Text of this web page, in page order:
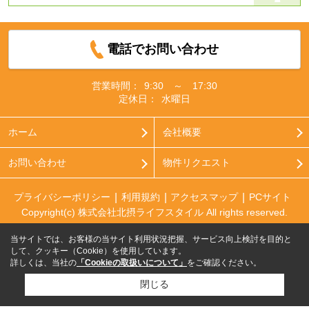
電話でお問い合わせ
営業時間：
9:30 ～ 17:30
定休日：
水曜日
ホーム 会社概要
お問い合わせ 物件リクエスト
プライバシーポリシー 利用規約 アクセスマップ
PCサイト
Copyright(c) 株式会社北摂ライフスタイル All rights reserved.
当サイトでは、お客様の当サイト利用状況把握、サービス向上検討を目的と
して、クッキー（Cookie）を使用しています。
詳しくは、当社の 「Cookieの取扱いについて」 をご確認ください。
閉じる